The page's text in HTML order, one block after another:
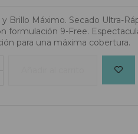
y Brillo Máximo. Secado Ultra-
formulación 9-Free.
para una máxima cobertura.